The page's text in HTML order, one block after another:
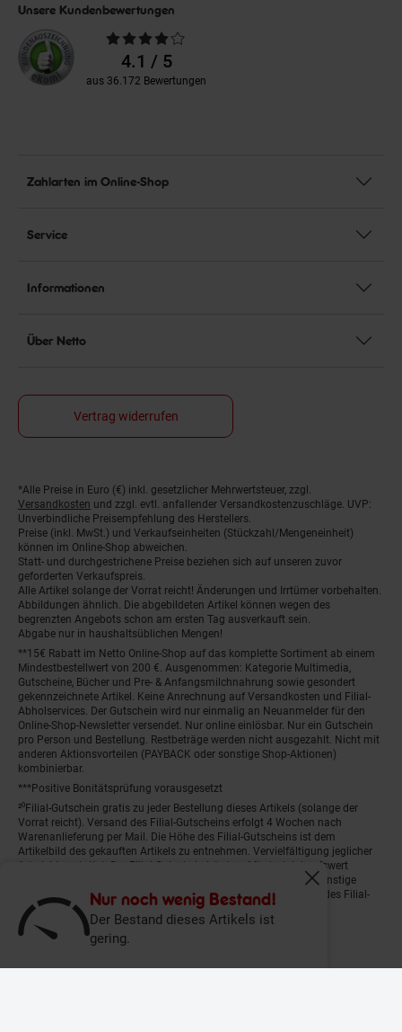
Nur noch wenig Bestand!
Der Bestand dieses Artikels ist
gering.
Fenster
Unsere Kundenbewertungen
Durchschnittliche
Bewertungen4.1 / 5
aus 36.172 Bewertungen
Zahlarten im Online-Shop
Service
Informationen
Über Netto
Vertrag widerrufen
Fußnoten
*Alle Preise in Euro (€) inkl. gesetzlicher Mehrwertsteuer, zzgl.
Versandkosten und zzgl. evtl. anfallender Versandkostenzuschläge. UVP:
Unverbindliche Preisempfehlung des Herstellers.
Preise (inkl. MwSt.) und Verkaufseinheiten (Stückzahl/Mengeneinheit)
können im Online-Shop abweichen.
Statt- und durchgestrichene Preise beziehen sich auf unseren zuvor
geforderten Verkaufspreis.
Alle Artikel solange der Vorrat reicht! Änderungen und Irrtümer vorbehalten.
Abbildungen ähnlich. Die abgebildeten Artikel können wegen des
begrenzten Angebots schon am ersten Tag ausverkauft sein.
Abgabe nur in haushaltsüblichen Mengen!
**15€ Rabatt im Netto Online-Shop auf das komplette Sortiment ab einem
Mindestbestellwert von 200 €. Ausgenommen: Kategorie Multimedia,
Gutscheine, Bücher und Pre- & Anfangsmilchnahrung sowie gesondert
gekennzeichnete Artikel. Keine Anrechnung auf Versandkosten und Filial-
Abholservices. Der Gutschein wird nur einmalig an Neuanmelder für den
Online-Shop-Newsletter versendet. Nur online einlösbar. Nur ein Gutschein
pro Person und Bestellung. Restbeträge werden nicht ausgezahlt. Nicht mit
anderen Aktionsvorteilen (PAYBACK oder sonstige Shop-Aktionen)
kombinierbar.
***Positive Bonitätsprüfung vorausgesetzt
²⁰Filial-Gutschein gratis zu jeder Bestellung dieses Artikels (solange der
Vorrat reicht). Versand des Filial-Gutscheins erfolgt 4 Wochen nach
Warenanlieferung per Mail. Die Höhe des Filial-Gutscheins ist dem
Artikelbild des gekauften Artikels zu entnehmen. Vervielfältigung jeglicher
Art nicht gestattet. Der Filial-Gutschein ist ohne Mindesteinkaufswert
einlösbar. Nicht mit anderen Aktionsvorteilen (PAYBACK oder sonstige
Shop-Aktionen) kombinierbar. Der jeweilige Gültigkeitszeitraum des Filial-
Gutscheins ist darauf vermerkt.